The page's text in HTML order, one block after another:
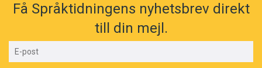
Få Språktidningens nyhetsbrev direkt
till din mejl.